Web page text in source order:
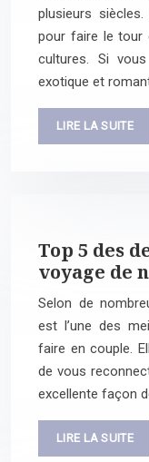
plusieurs
pour faire le tour
cultures. Si
exotique et
LIRE LA SUITE
Top 5 des
voyage de
Selon de
est l’une des
faire en couple.
de vous
excellente façon
LIRE LA SUITE